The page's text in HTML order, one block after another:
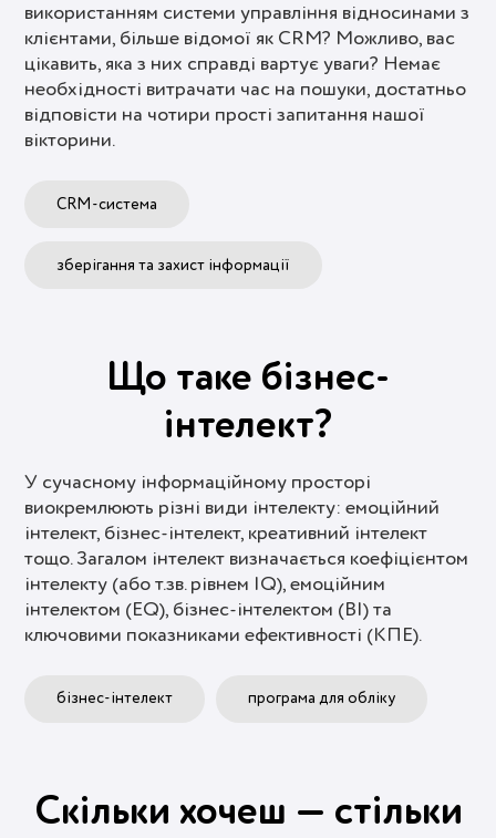
використанням системи управління відносинами з
клієнтами, більше відомої як CRM? Можливо, вас
цікавить, яка з них справді вартує уваги? Немає
необхідності витрачати час на пошуки, достатньо
відповісти на чотири прості запитання нашої
вікторини.
CRM-система
зберігання та захист інформації
Що таке бізнес-
інтелект?
У сучасному інформаційному просторі
виокремлюють різні види інтелекту: емоційний
інтелект, бізнес-інтелект, креативний інтелект
тощо. Загалом інтелект визначається коефіцієнтом
інтелекту (або т.зв. рівнем IQ), емоційним
інтелектом (EQ), бізнес-інтелектом (BI) та
ключовими показниками ефективності (КПЕ).
бізнес-інтелект програма для обліку
Скільки хочеш — стільки